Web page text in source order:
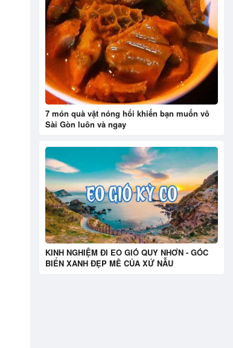
7 món quà vặt nóng hổi khiến bạn muốn vô
Sài Gòn luôn và ngay
KINH NGHIỆM ĐI EO GIÓ QUY NHƠN - GÓC
BIỂN XANH ĐẸP MÊ CỦA XỨ NẪU